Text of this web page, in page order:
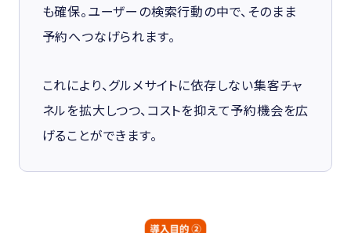
も確保。ユーザーの検索行動の中で、そのまま
予約へつなげられます。
これにより、グルメサイトに依存しない集客チャ
ネルを拡大しつつ、コストを抑えて予約機会を広
げることができます。